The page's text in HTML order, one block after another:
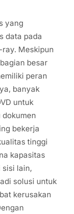
yang
data pada
ray. Meskipun
besar
peran
banyak
untuk
bekerja
tinggi
kapasitas
sisi lain,
solusi untuk
kerusakan